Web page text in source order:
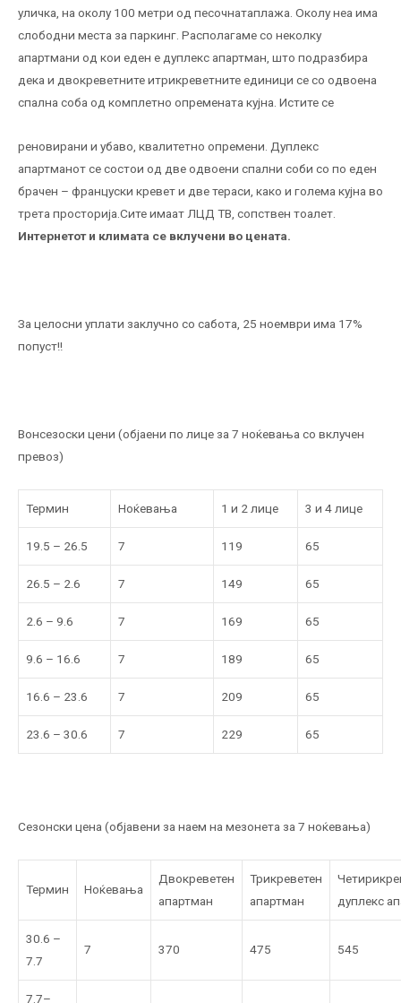
уличка, на околу 100 метри од песочнатаплажа. Околу неа има
слободни места за паркинг. Располагаме со неколку
апартмани од кои еден е дуплекс апартман, што подразбира
дека и двокреветните итрикреветните единици се со одвоена
спална соба од комплетно опремената кујна. Истите се
реновирани и убаво, квалитетно опремени. Дуплекс
апартманот се состои од две одвоени спални соби со по еден
брачен – француски кревет и две тераси, како и голема кујна во
трета просторија.Сите имаат ЛЦД ТВ, сопствен тоалет.
Интернетот и климата се вклучени во цената.
За целосни уплати заклучно со сабота, 25 ноември има 17%
попуст!!
Вонсезоски цени (објаени по лице за 7 ноќевања со вклучен
превоз)
Термин Ноќевања 1 и 2 лице 3 и 4 лице
19.5 – 26.5 7 119 65
26.5 – 2.6 7 149 65
2.6 – 9.6 7 169 65
9.6 – 16.6 7 189 65
16.6 – 23.6 7 209 65
23.6 – 30.6 7 229 65
Сезонски цена (објавени за наем на мезонета за 7 ноќевања)
Термин Ноќевања
Двокреветен
апартман
Трикреветен
апартман
дуплекс
30.6 –
7.7
7 370 475 545
7.7–